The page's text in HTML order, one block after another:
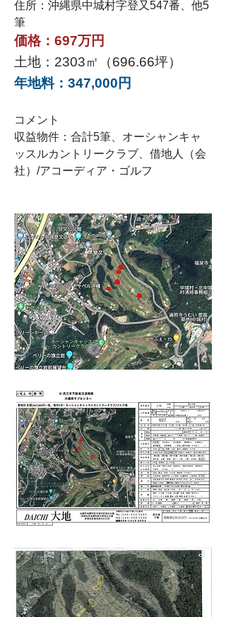
住所：沖縄県中城村字登又547番、他5
筆
価格：697万円
土地：2303㎡（696.66坪）
年地料：347,000円
コメント
収益物件：合計5筆、オーシャンキャ
ッスルカントリークラブ、 借地人（会
社）/アコーディア・ゴルフ